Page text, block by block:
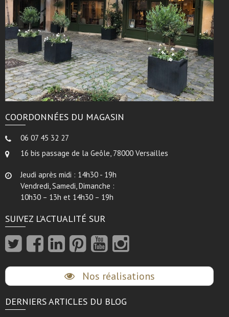
COORDONNÉES DU MAGASIN
06 07 45 32 27
16 bis passage de la Geôle, 78000 Versailles
Jeudi après midi : 14h30 - 19h
Vendredi, Samedi, Dimanche :
10h30 – 13h et 14h30 – 19h
SUIVEZ L’ACTUALITÉ SUR
Nos réalisations
DERNIERS ARTICLES DU BLOG